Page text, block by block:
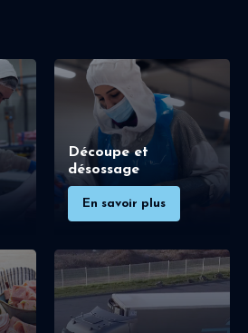
Découpe et
désossage
En savoir plus